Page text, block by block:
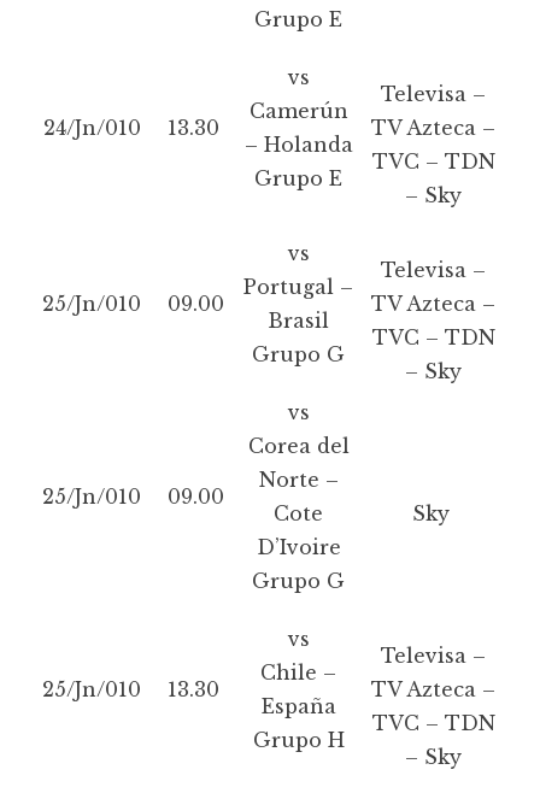
Grupo E
24/Jn/010 13.30
vs
Camerún
– Holanda
Grupo E
Televisa –
TV Azteca –
TVC – TDN
– Sky
25/Jn/010 09.00
vs
Portugal –
Brasil
Grupo G
Televisa –
TV Azteca –
TVC – TDN
– Sky
25/Jn/010 09.00
vs
Corea del
Norte –
Cote
D’Ivoire
Grupo G
Sky
25/Jn/010 13.30
vs
Chile –
España
Grupo H
Televisa –
TV Azteca –
TVC – TDN
– Sky